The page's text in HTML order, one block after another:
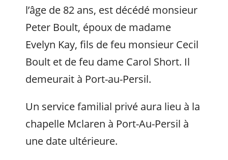
l’âge de 82 ans, est décédé monsieur
Peter Boult, époux de madame
Evelyn Kay, fils de feu monsieur Cecil
Boult et de feu dame Carol Short. Il
demeurait à Port-au-Persil.
Un service familial privé aura lieu à la
chapelle Mclaren à Port-Au-Persil à
une date ultérieure.